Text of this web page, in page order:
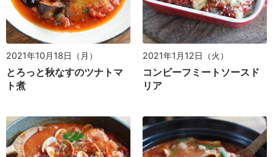
2021年10月18日（月）
とろっと秋なすのツナトマ
ト煮
2021年1月12日（火）
コンビーフミートソースド
リア